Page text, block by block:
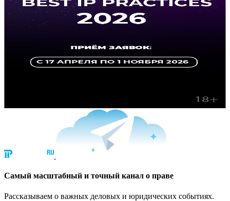
Cамый масштабный и точный канал о праве
Рассказываем о важных деловых и юридических событиях.